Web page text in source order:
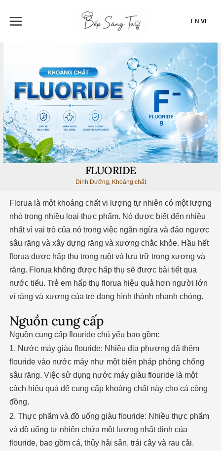
EN VI
FLUORIDE
Dinh Dưỡng, Khoáng chất
Florua là một khoáng chất vi lượng tự nhiên có một lượng
nhỏ trong nhiều loại thực phẩm. Nó được biết đến nhiều
nhất vì vai trò của nó trong việc ngăn ngừa và đảo ngược
sâu răng và xây dựng răng và xương chắc khỏe. Hầu hết
florua được hấp thụ trong ruột và lưu trữ trong xương và
răng. Florua không được hấp thụ sẽ được bài tiết qua
nước tiểu. Trẻ em hấp thụ florua hiệu quả hơn người lớn
vì răng và xương của trẻ đang hình thành nhanh chóng.
Nguồn cung cấp
Nguồn cung cấp flouride chủ yếu bao gồm:
1. Nước máy giàu flouride: Nhiều địa phương đã thêm
flouride vào nước máy như một biện pháp phòng chống
sâu răng. Việc sử dụng nước máy giàu flouride là một
cách hiệu quả để cung cấp khoáng chất này cho cả cộng
đồng.
2. Thực phẩm và đồ uống giàu flouride: Nhiều thực phẩm
và đồ uống tự nhiên chứa một lượng nhất định của
flouride, bao gồm cá, thủy hải sản, trái cây và rau cải.